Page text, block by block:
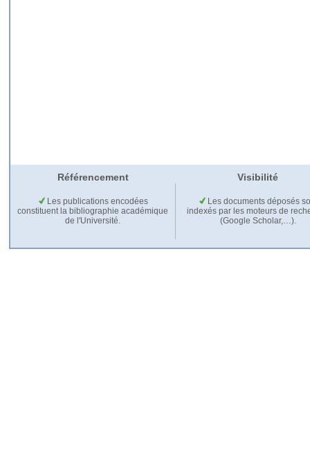
Référencement Visibilité
Les publications encodées
constituent la bibliographie académique
de l'Université.
Les documents déposés
indexés par les moteurs de
(Google Scholar,…).